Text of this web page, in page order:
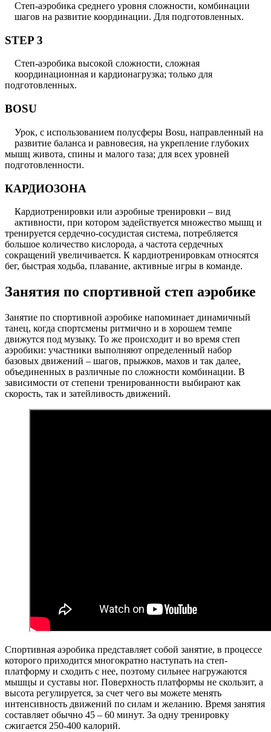
Степ-аэробика среднего уровня сложности, комбинации
шагов на развитие координации. Для подготовленных.
STEP 3
Степ-аэробика высокой сложности, сложная
координационная и кардионагрузка; только для
подготовленных.
BOSU
Урок, с использованием полусферы Bosu, направленный на
развитие баланса и равновесия, на укрепление глубоких
мышц живота, спины и малого таза; для всех уровней
подготовленности.
КАРДИОЗОНА
Кардиотренировки или аэробные тренировки – вид
активности, при котором задействуется множество мышц и
тренируется сердечно-сосудистая система, потребляется
большое количество кислорода, а частота сердечных
сокращений увеличивается. К кардиотренировкам относятся
бег, быстрая ходьба, плавание, активные игры в команде.
Занятия по спортивной степ аэробике
Занятие по спортивной аэробике напоминает динамичный
танец, когда спортсмены ритмично и в хорошем темпе
движутся под музыку. То же происходит и во время степ
аэробики: участники выполняют определенный набор
базовых движений – шагов, прыжков, махов и так далее,
объединенных в различные по сложности комбинации. В
зависимости от степени тренированности выбирают как
скорость, так и затейливость движений.
Спортивная аэробика представляет собой занятие, в процессе
которого приходится многократно наступать на степ-
платформу и сходить с нее, поэтому сильнее нагружаются
мышцы и суставы ног. Поверхность платформы не скользит, а
высота регулируется, за счет чего вы можете менять
интенсивность движений по силам и желанию. Время занятия
составляет обычно 45 – 60 минут. За одну тренировку
сжигается 250-400 калорий.